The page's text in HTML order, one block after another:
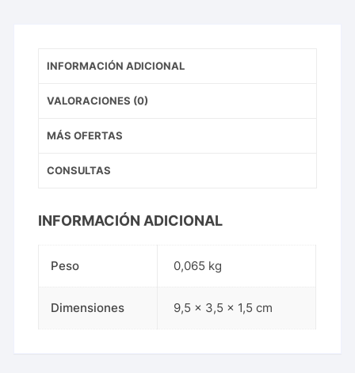
INFORMACIÓN ADICIONAL
VALORACIONES (0)
MÁS OFERTAS
CONSULTAS
INFORMACIÓN ADICIONAL
Peso 0,065 kg
Dimensiones 9,5 × 3,5 × 1,5 cm